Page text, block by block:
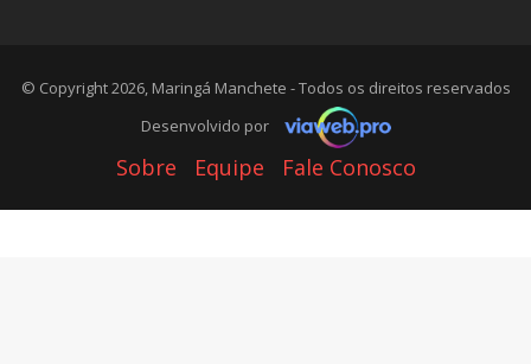
© Copyright 2026, Maringá Manchete - Todos os direitos reservados
Desenvolvido por
Sobre Equipe Fale Conosco